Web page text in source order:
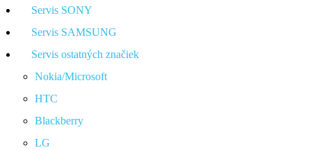
Servis SONY
Servis SAMSUNG
Servis ostatných značiek
Nokia/Microsoft
HTC
Blackberry
LG